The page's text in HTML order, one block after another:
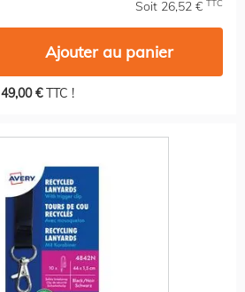
Soit 26,52 € TTC
Ajouter au panier
49,00 €TTC !